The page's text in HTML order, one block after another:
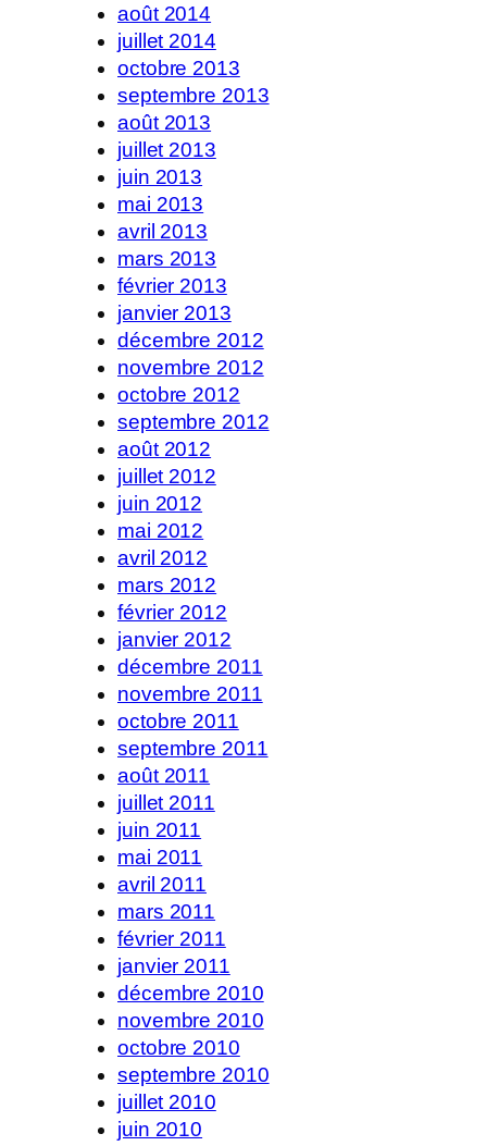
août 2014
juillet 2014
octobre 2013
septembre 2013
août 2013
juillet 2013
juin 2013
mai 2013
avril 2013
mars 2013
février 2013
janvier 2013
décembre 2012
novembre 2012
octobre 2012
septembre 2012
août 2012
juillet 2012
juin 2012
mai 2012
avril 2012
mars 2012
février 2012
janvier 2012
décembre 2011
novembre 2011
octobre 2011
septembre 2011
août 2011
juillet 2011
juin 2011
mai 2011
avril 2011
mars 2011
février 2011
janvier 2011
décembre 2010
novembre 2010
octobre 2010
septembre 2010
juillet 2010
juin 2010